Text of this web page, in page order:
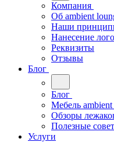
Компания
Oб ambient
Наши
Нанесение
Реквизиты
Отзывы
Блог
Блог
Мебель
Обзоры
Полезные
Услуги